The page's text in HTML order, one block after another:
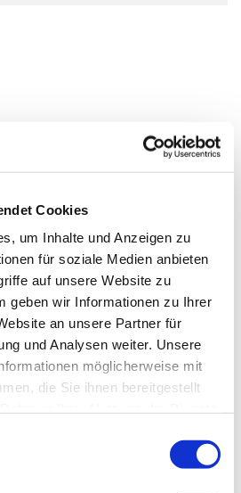
Cookies
um Inhalte und Anzeigen zu
für soziale Medien anbieten
auf unsere Website zu
geben wir Informationen zu Ihrer
an unsere Partner für
und Analysen weiter. Unsere
möglicherweise mit
die Sie ihnen bereitgestellt
Sie auch